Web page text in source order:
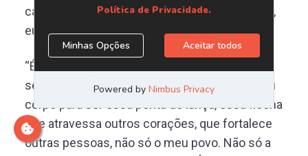
caminhada, porque quando eu olho eu falando,
eu não consigo me reconhecer ali.”
“É como se palavras de ancestralidade estão
sendo colocadas sobre minha voz, sobre meu
corpo para ser essa ponta de lança, essa flecha
que atravessa outros corações, que fortalece
outras pessoas, não só o meu povo. Não só a